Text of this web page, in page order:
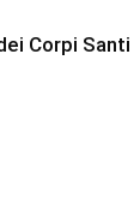
Corpi Santi